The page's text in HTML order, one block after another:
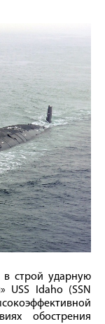
строй ударную
USS Idaho (SSN
обострения